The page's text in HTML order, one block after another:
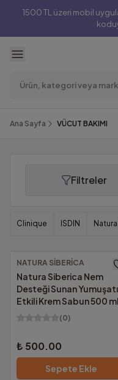
1500 TL üzeri mobil
Ana Sayfa VÜCUT BAKIMI
Filtreler
VÜCUT BAKIMI
Clinique ISDIN
NATURA SIBERICA
Natura Siberica Nem
Desteği Sunan
Etkili Krem Sabun 500 ml
(0)
₺ 500.00
Sepete Ekle